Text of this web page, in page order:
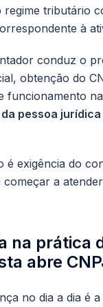
regime tributário
à
conduz o
obtenção do
funcionamento
pessoa jurídica
é exigência do
a
na prática
abre
no dia a dia é